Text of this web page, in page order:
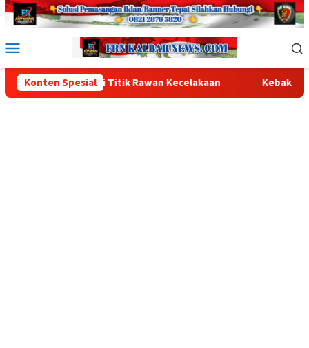
Loncat
Mobile
Konten Spesial
Titik Rawan Kecelakaan Kebakaran Lahan Hanguskan